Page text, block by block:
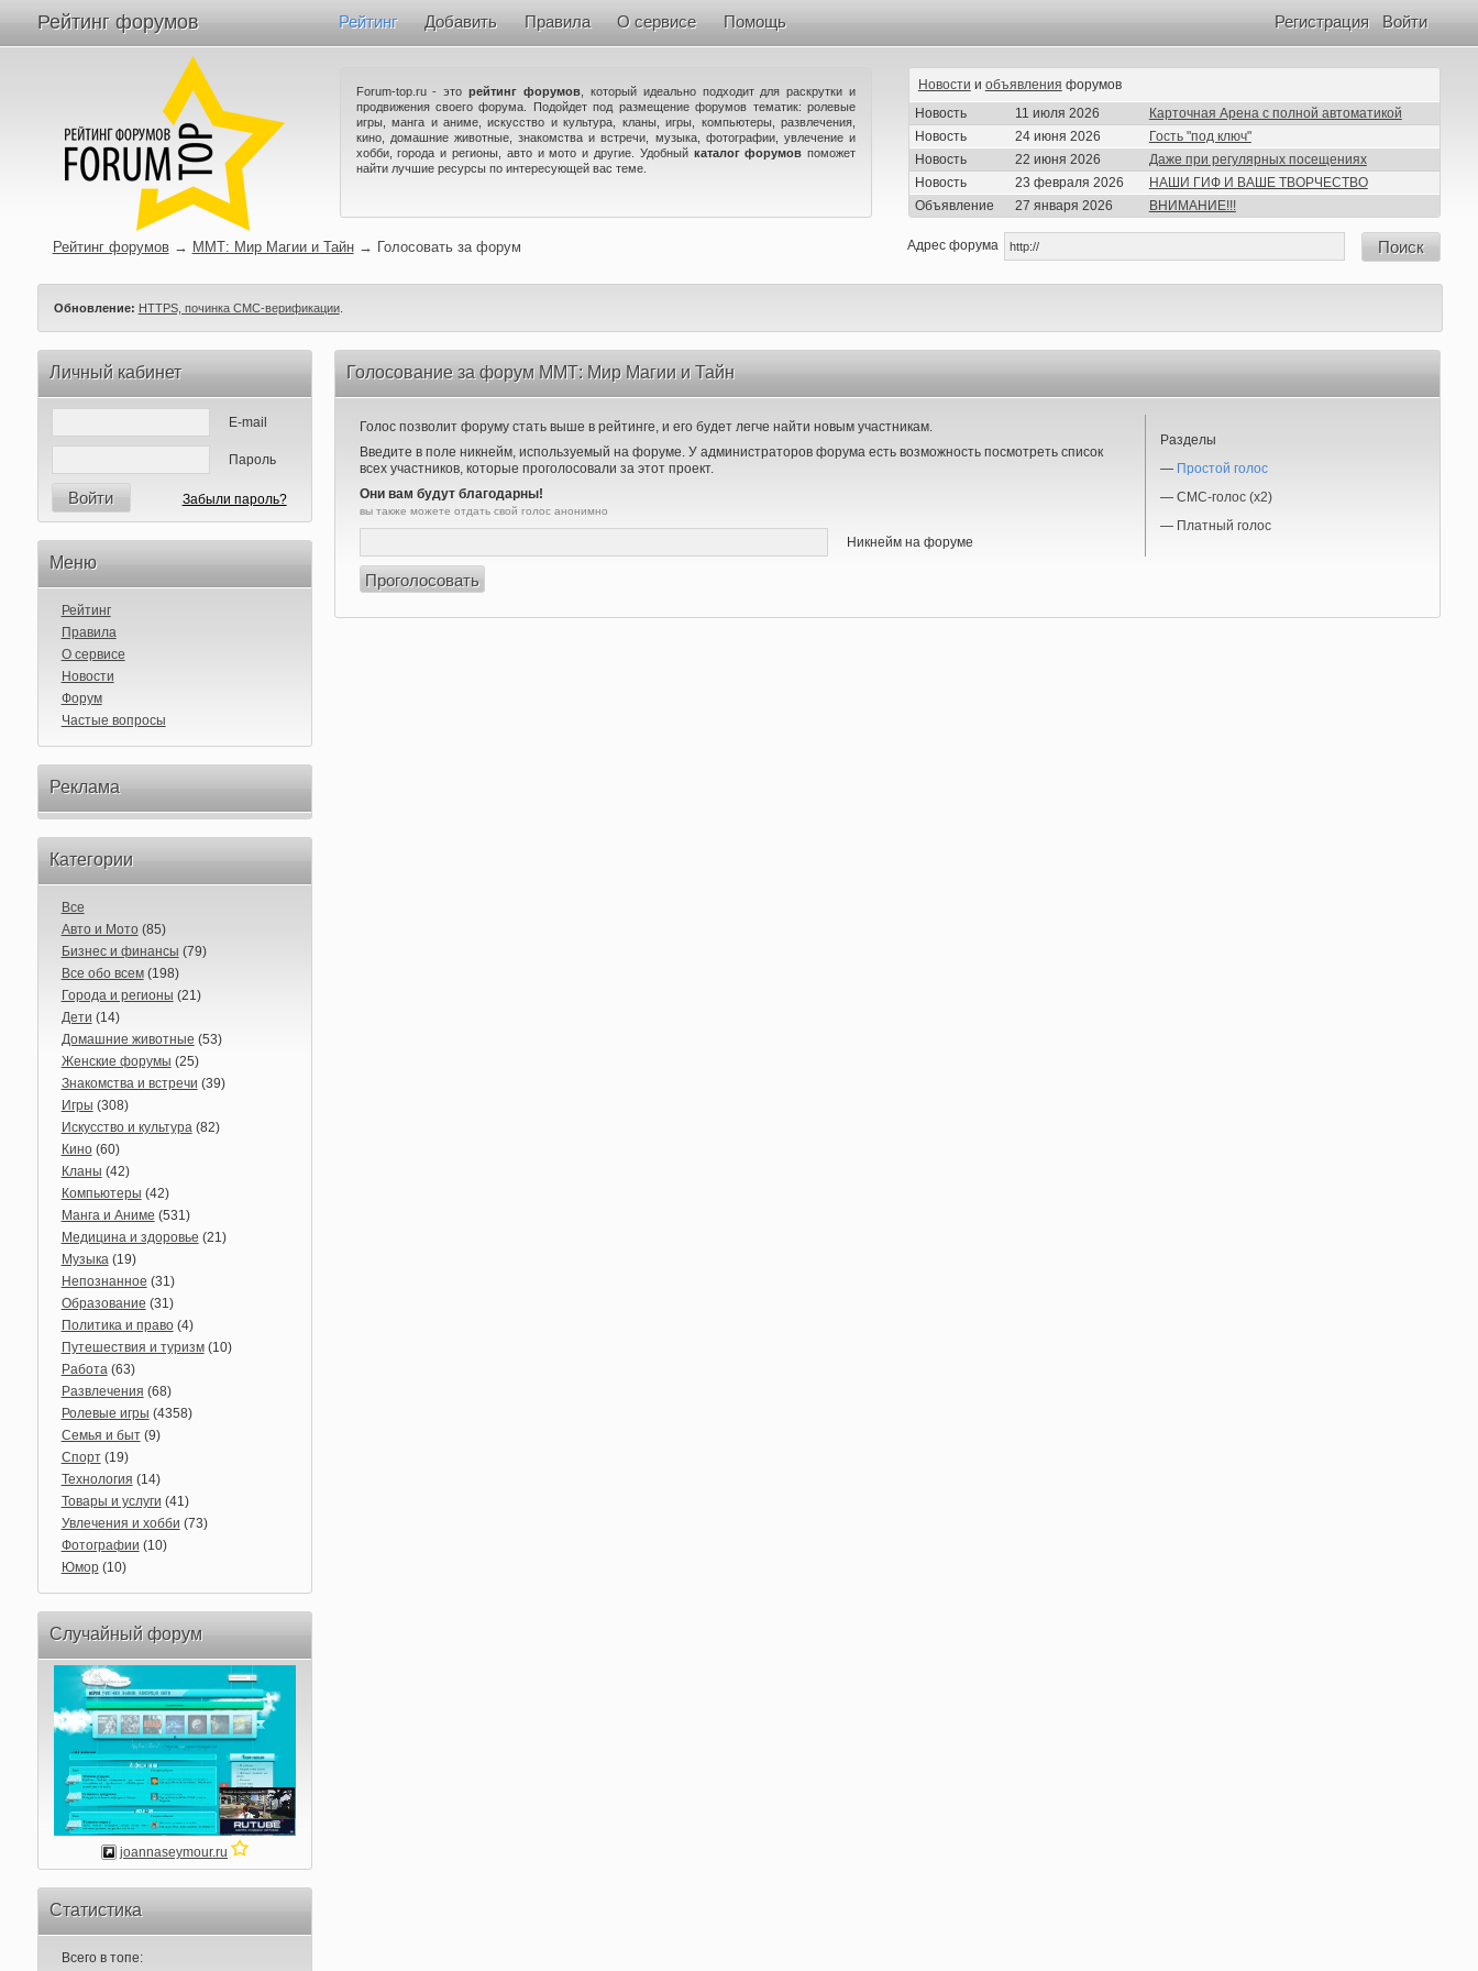
Рейтинг форумов Рейтинг Добавить Правила О сервисе Помощь Войти
Регистрация
Forum-top.ru - эторейтинг форумов , который идеально подходит для раскрутки и
продвижения своего форума. Подойдет под размещение форумов тематик: ролевые
игры, манга и аниме, искусство и культура, кланы, игры, компьютеры, развлечения,
кино, домашние животные, знакомства и встречи, музыка, фотографии, увлечение и
хобби, города и регионы, авто и мото и другие. Удобный каталог форумов поможет
найти лучшие ресурсы по интересующей вас теме.
Новости и объявления форумов
Новость
11 июля 2026
Карточная Арена с полной автоматикой
Новость
24 июня 2026
Гость "под ключ"
Новость
22 июня 2026
Даже при регулярных посещениях
Новость
23 февраля 2026
НАШИ ГИФ И ВАШЕ ТВОРЧЕСТВО
Объявление
27 января 2026 ВНИМАНИЕ!!!
Адрес форума Поиск
Рейтинг форумов → ММТ: Мир Магии и Тайн → Голосовать за форум
Обновление: HTTPS, починка СМС-верификации.
Личный кабинет
E-mail
Пароль
Войти Забыли пароль?
Меню
Рейтинг
Правила
О сервисе
Новости
Форум
Частые вопросы
Реклама
Категории
Все
Авто и Мото(85)
Бизнес и финансы (79)
Все обо всем(198)
Города и регионы (21)
Дети (14)
Домашние животные (53)
Женские форумы (25)
Знакомства и встречи (39)
Игры (308)
Искусство и культура(82)
Кино(60)
Кланы (42)
Компьютеры (42)
Манга и Аниме (531)
Медицина и здоровье (21)
Музыка(19)
Непознанное (31)
Образование (31)
Политика и право(4)
Путешествия и туризм(10)
Работа(63)
Развлечения (68)
Ролевые игры (4358)
Семья и быт(9)
Спорт(19)
Технология (14)
Товары и услуги (41)
Увлечения и хобби (73)
Фотографии (10)
Юмор(10)
Случайный форум
joannaseymour.ru
Статистика
Всего в топе:
Голосование за форум ММТ: Мир Магии и Тайн
Голос позволит форуму стать выше в рейтинге, и его будет легче найти новым участникам.
Введите в поле никнейм, используемый на форуме. У администраторов форума есть возможность посмотреть список
всех участников, которые проголосовали за этот проект.
Они вам будут благодарны!
вы также можете отдать свой голос анонимно
Никнейм на форуме
Разделы
— Простой голос
— СМС-голос (x2)
— Платный голос